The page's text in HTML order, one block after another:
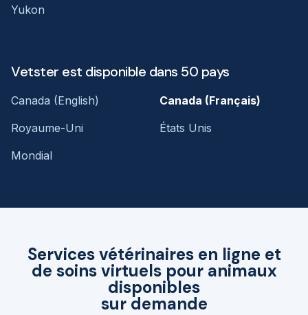
Services vétérinaires en ligne et
de soins virtuels pour animaux
disponibles
sur demande
Yukon
Vetster est disponible dans 50 pays
Canada (English)
Canada (Français)
Royaume-Uni
États Unis
Mondial